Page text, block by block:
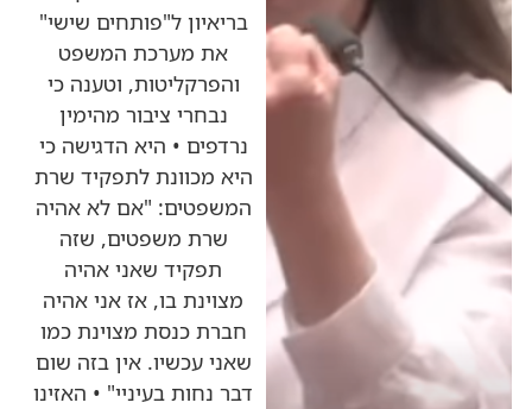
בריאיון ל"פותחים שישי"
את מערכת המשפט
והפרקליטות, וטענה כי
נבחרי ציבור מהימין
נרדפים • היא הדגישה כי
היא מכוונת לתפקיד שרת
המשפטים: "אם לא אהיה
שרת משפטים, שזה
תפקיד שאני אהיה
מצוינת בו, אז אני אהיה
חברת כנסת מצוינת כמו
שאני עכשיו. אין בזה שום
דבר נחות בעיניי" • האזינו